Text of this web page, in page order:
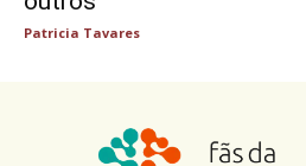
Patricia Tavares